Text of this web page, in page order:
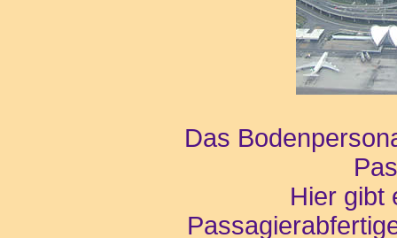
Das
Hier gibt